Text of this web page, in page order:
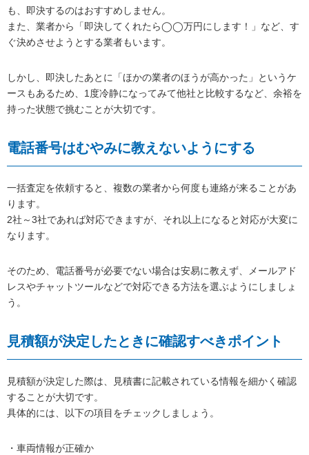
も、即決するのはおすすめしません。
また、業者から「即決してくれたら◯◯万円にします！」など、す
ぐ決めさせようとする業者もいます。
しかし、即決したあとに「ほかの業者のほうが高かった」というケ
ースもあるため、1度冷静になってみて他社と比較するなど、余裕を
持った状態で挑むことが大切です。
電話番号はむやみに教えないようにする
一括査定を依頼すると、複数の業者から何度も連絡が来ることがあ
ります。
2社～3社であれば対応できますが、それ以上になると対応が大変に
なります。
そのため、電話番号が必要でない場合は安易に教えず、メールアド
レスやチャットツールなどで対応できる方法を選ぶようにしましょ
う。
見積額が決定したときに確認すべきポイント
見積額が決定した際は、見積書に記載されている情報を細かく確認
することが大切です。
具体的には、以下の項目をチェックしましょう。
・車両情報が正確か